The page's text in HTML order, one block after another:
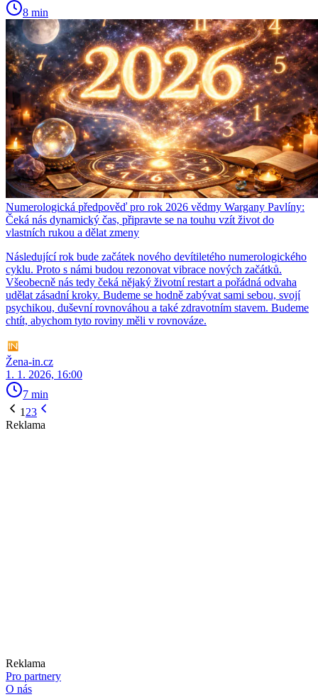
8 min
Numerologická předpověď pro rok 2026 vědmy Wargany Pavlíny:
Čeká nás dynamický čas, připravte se na touhu vzít život do
vlastních rukou a dělat zmeny
Následující rok bude začátek nového devítiletého numerologického
cyklu. Proto s námi budou rezonovat vibrace nových začátků.
Všeobecně nás tedy čeká nějaký životní restart a pořádná odvaha
udělat zásadní kroky. Budeme se hodně zabývat sami sebou, svojí
psychikou, duševní rovnováhou a také zdravotním stavem. Budeme
chtít, abychom tyto roviny měli v rovnováze.
Žena-in.cz
1. 1. 2026, 16:00
7 min
1 23
Reklama
Reklama
Pro partnery
O nás